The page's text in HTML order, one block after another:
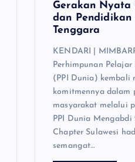
Gerakan Nyata
dan Pendidikan
Tenggara
KENDARI |
Perhimpunan
(PPI Dunia) kembali
komitmennya dalam
masyarakat melalui
PPI Dunia
Chapter Sulawesi
semangat…